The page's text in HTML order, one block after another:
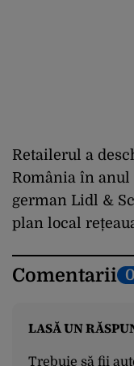
Retailerul a
România în anul
german Lidl &
plan local
Comentarii 0
LASĂ UN
Trebuie să fii